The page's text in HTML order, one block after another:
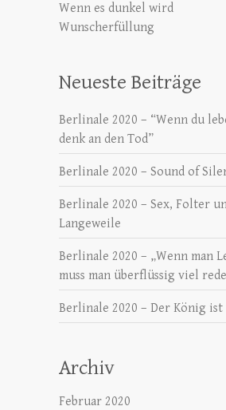
Wenn es dunkel wird
Wunscherfüllung
Neueste Beiträge
Berlinale 2020 – “Wenn du
denk an den Tod”
Berlinale 2020 – Sound of
Berlinale 2020 – Sex, Folter
Langeweile
Berlinale 2020 – „Wenn man
muss man überflüssig viel
Berlinale 2020 – Der König
Archiv
Februar 2020